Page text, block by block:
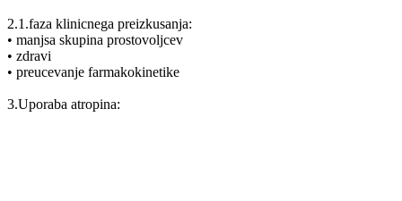
2.1.faza klinicnega preizkusanja:
• manjsa skupina prostovoljcev
• zdravi
• preucevanje farmakokinetike
3.Uporaba atropina: